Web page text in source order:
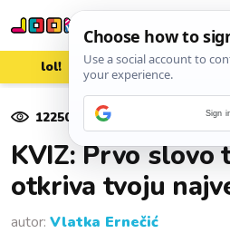
lol! aww
12250 pregleda
KVIZ: Prvo slovo
otkriva tvoju
autor: Vlatka Ernečić
Sign